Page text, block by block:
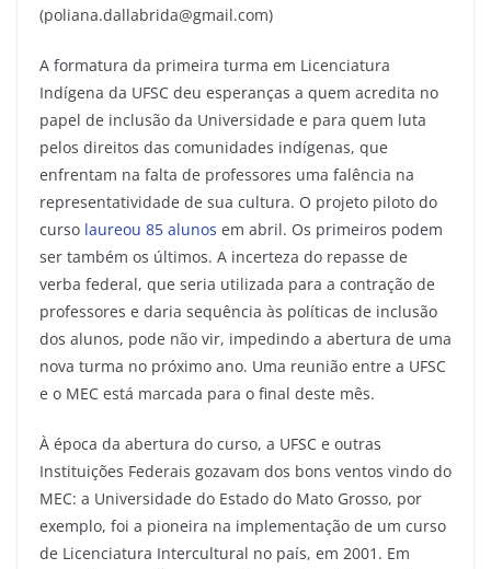
(poliana.dallabrida@gmail.com)
A formatura da primeira turma em Licenciatura
Indígena da UFSC deu esperanças a quem acredita no
papel de inclusão da Universidade e para quem luta
pelos direitos das comunidades indígenas, que
enfrentam na falta de professores uma falência na
representatividade de sua cultura. O projeto piloto do
curso laureou 85 alunos em abril. Os primeiros podem
ser também os últimos. A incerteza do repasse de
verba federal, que seria utilizada para a contração de
professores e daria sequência às políticas de inclusão
dos alunos, pode não vir, impedindo a abertura de uma
nova turma no próximo ano. Uma reunião entre a UFSC
e o MEC está marcada para o final deste mês.
À época da abertura do curso, a UFSC e outras
Instituições Federais gozavam dos bons ventos vindo do
MEC: a Universidade do Estado do Mato Grosso, por
exemplo, foi a pioneira na implementação de um curso
de Licenciatura Intercultural no país, em 2001. Em